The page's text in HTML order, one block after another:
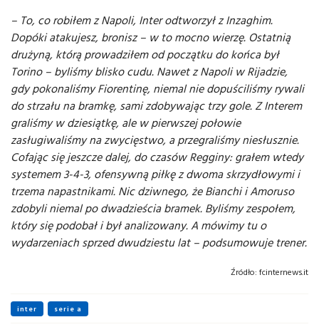
– To, co robiłem z Napoli, Inter odtworzył z Inzaghim.
Dopóki atakujesz, bronisz – w to mocno wierzę. Ostatnią
drużyną, którą prowadziłem od początku do końca był
Torino – byliśmy blisko cudu. Nawet z Napoli w Rijadzie,
gdy pokonaliśmy Fiorentinę, niemal nie dopuściliśmy rywali
do strzału na bramkę, sami zdobywając trzy gole. Z Interem
graliśmy w dziesiątkę, ale w pierwszej połowie
zasługiwaliśmy na zwycięstwo, a przegraliśmy niesłusznie.
Cofając się jeszcze dalej, do czasów Regginy: grałem wtedy
systemem 3-4-3, ofensywną piłkę z dwoma skrzydłowymi i
trzema napastnikami. Nic dziwnego, że Bianchi i Amoruso
zdobyli niemal po dwadzieścia bramek. Byliśmy zespołem,
który się podobał i był analizowany. A mówimy tu o
wydarzeniach sprzed dwudziestu lat – podsumowuje trener.
Źródło: fcinternews.it
inter serie a